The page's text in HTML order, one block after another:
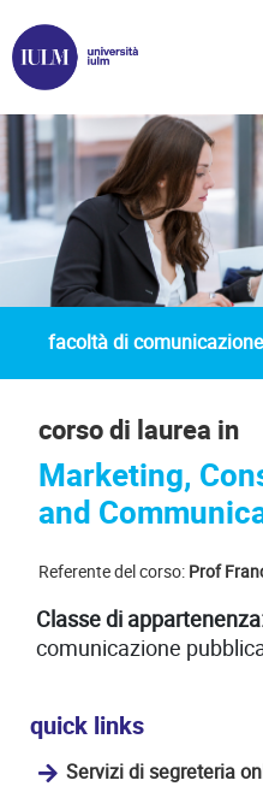
facoltà di comunicazione
corso di laurea in
Marketing,
and
Referente del corso: Prof
Classe di
comunicazione
quick links
Servizi di segreteria